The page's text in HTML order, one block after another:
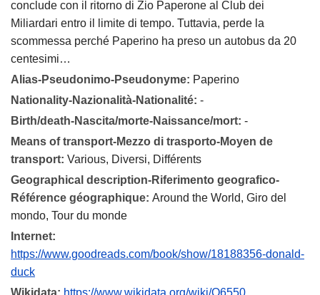
conclude con il ritorno di Zio Paperone al Club dei
Miliardari entro il limite di tempo. Tuttavia, perde la
scommessa perché Paperino ha preso un autobus da 20
centesimi…
Alias-Pseudonimo-Pseudonyme: Paperino
Nationality-Nazionalità-Nationalité: -
Birth/death-Nascita/morte-Naissance/mort: -
Means of transport-Mezzo di trasporto-Moyen de
transport: Various, Diversi, Différents
Geographical description-Riferimento geografico-
Référence géographique: Around the World, Giro del
mondo, Tour du monde
Internet:
https://www.goodreads.com/book/show/18188356-donald-
duck
Wikidata: https://www.wikidata.org/wiki/Q6550